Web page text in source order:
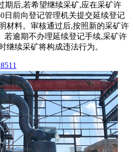
期后,若希望继续采矿,应在采矿许
日前向登记管理机关提交延续登记
材料。审核通过后,按照新的采矿许
若逾期不办理延续登记手续,采矿许
继续采矿将构成违法行为。